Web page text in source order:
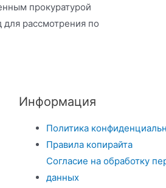
прокуратурой
рассмотрения по
Информация
Политика
Правила копирайта
Согласие на обработку
данных